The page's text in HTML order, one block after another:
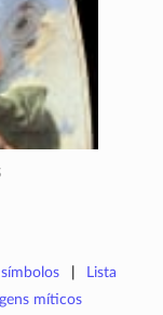
Lista
míticos